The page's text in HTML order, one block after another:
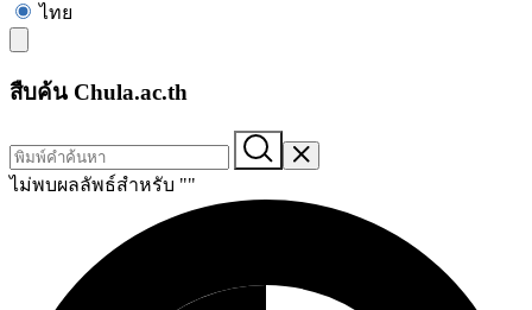
ไทย
สืบค้น Chula.ac.th
ไม่พบผลลัพธ์สำหรับ ""